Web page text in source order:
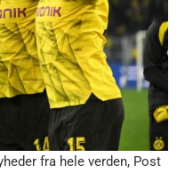
fra hele verden, Post